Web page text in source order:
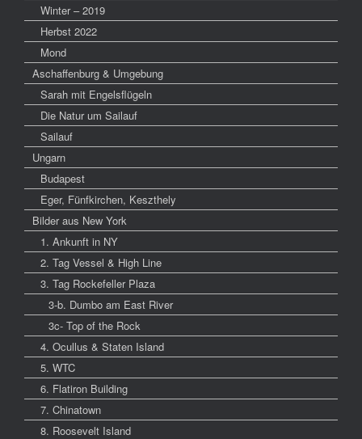
Winter – 2019
Herbst 2022
Mond
Aschaffenburg & Umgebung
Sarah mit Engelsflügeln
Die Natur um Sailauf
Sailauf
Ungarn
Budapest
Eger, Fünfkirchen, Keszthely
Bilder aus New York
1. Ankunft in NY
2. Tag Vessel & High Line
3. Tag Rockefeller Plaza
3-b. Dumbo am East River
3c- Top of the Rock
4. Ocullus & Staten Island
5. WTC
6. Flatiron Building
7. Chinatown
8. Roosevelt Island